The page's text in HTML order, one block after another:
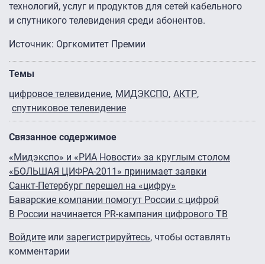
технологий, услуг и продуктов для сетей кабельного
и спутникого телевидения среди абонентов.
Источник: Оргкомитет Премии
Темы
цифровое телевидение МИДЭКСПО АКТР
спутниковое телевидение
Связанное содержимое
«Мидэкспо» и «РИА Новости» за круглым столом
«БОЛЬШАЯ ЦИФРА-2011» принимает заявки
Санкт-Петербург перешел на «цифру»
Баварские компании помогут России с цифрой
В России начинается PR-кампания цифрового ТВ
Войдите или зарегистрируйтесь, чтобы оставлять
комментарии